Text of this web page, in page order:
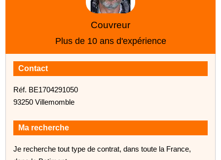
Couvreur
Plus de 10 ans d'expérience
Contact
Réf. BE1704291050
93250 Villemomble
Ma recherche
Je recherche tout type de contrat, dans toute la France,